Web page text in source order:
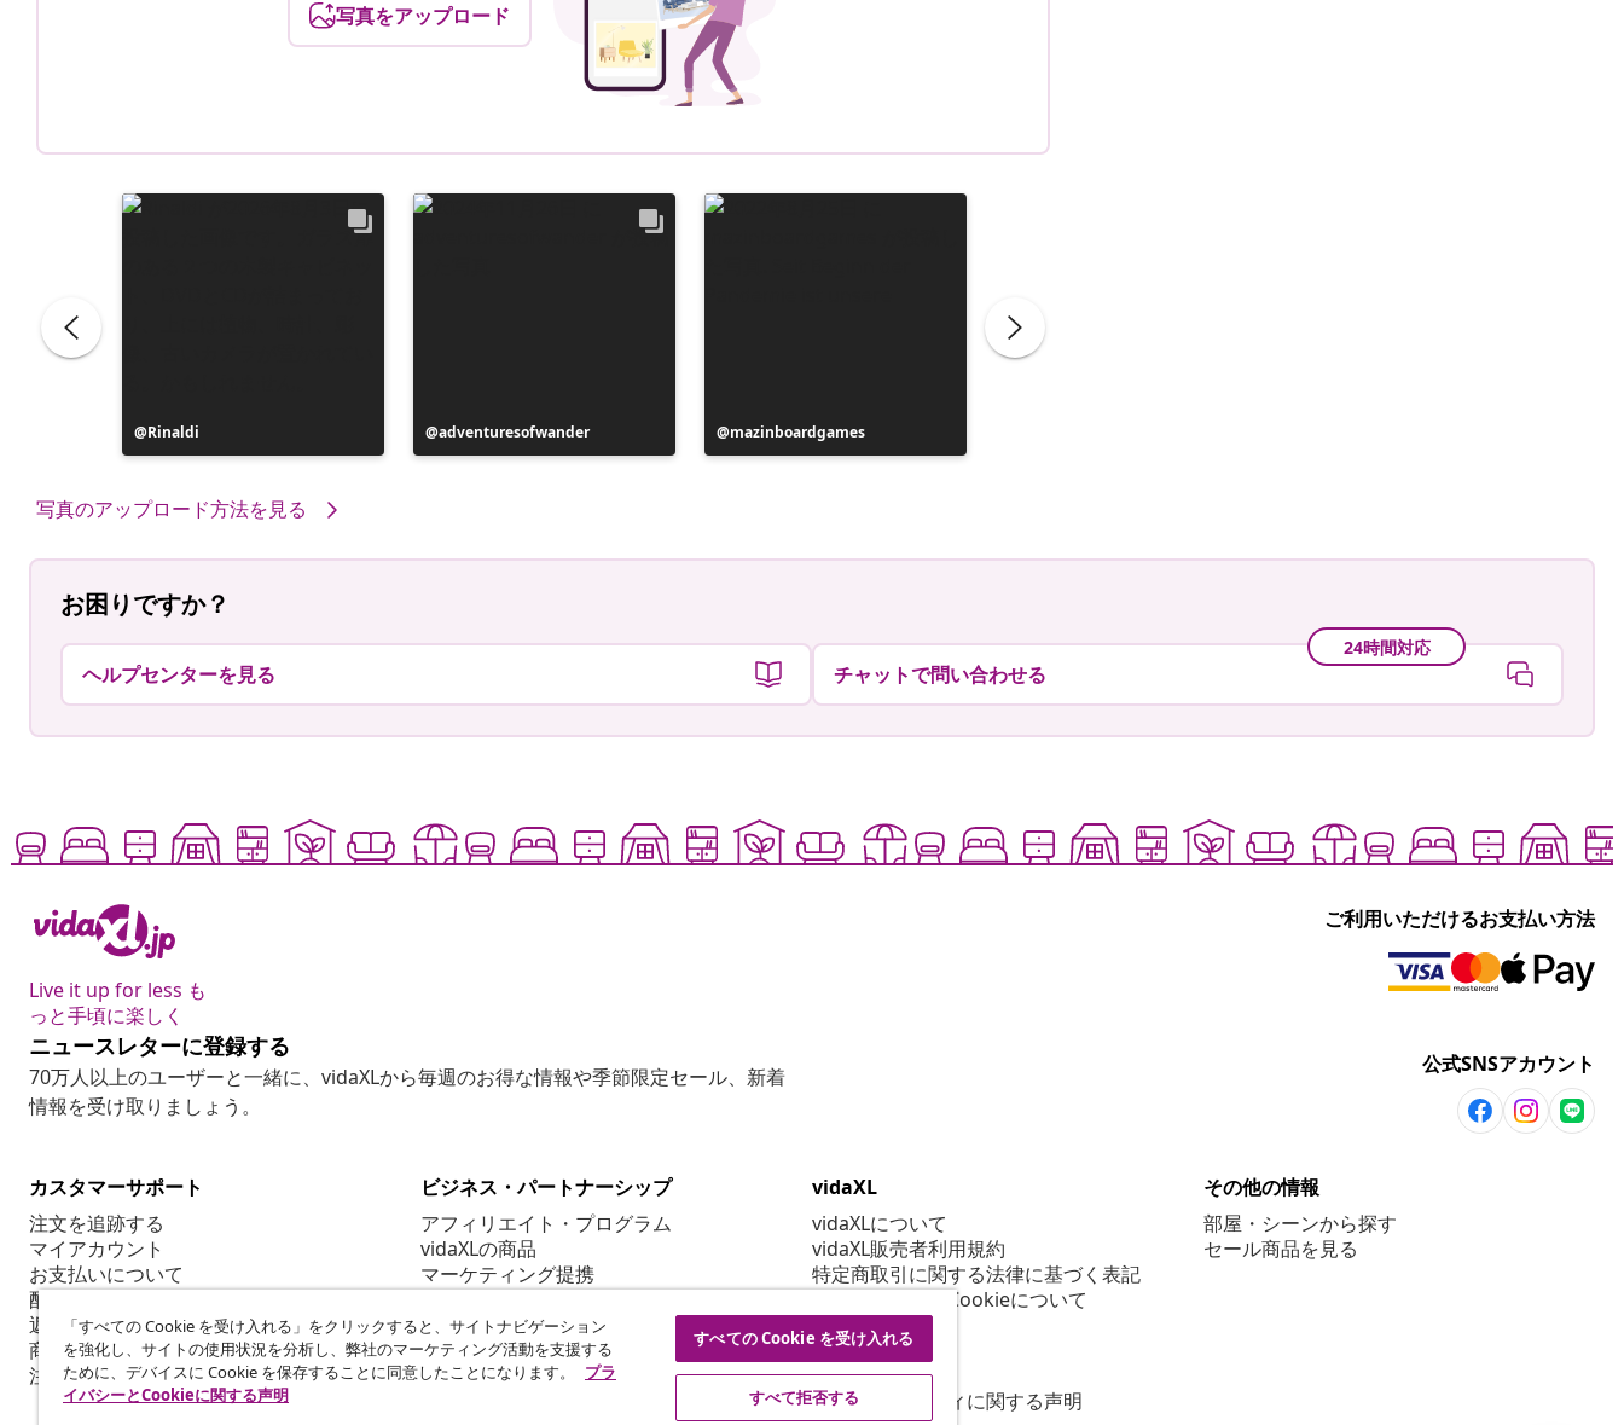
写真をアップロード
投
稿
Rinaldi
投
稿
adventuresofwander
投
稿
mazinboardgames
写真のアップロード方法を見る
お困りですか？
ヘルプセンターを見る
24時間対応
チャットで問い合わせる
Live it up for less も
っと手頃に楽しく
ご利用いただけるお支払い方法
ニュースレターに登録する
70万人以上のユーザーと一緒に、vidaXLから毎週のお得な情報や季節限定セール、新着
情報を受け取りましょう。
公式SNSアカウント
カスタマーサポート
注文を追跡する
マイアカウント
お支払いについて
配送について
返品について
商品情報
注文について
ビジネス・パートナーシップ
アフィリエイト・プログラム
vidaXLの商品
マーケティング提携
vidaXL
vidaXLについて
vidaXL販売者利用規約
特定商取引に関する法律に基づく表記
プライバシー＆Cookieについて
Cookie 設定
行動規範
セキュリティ
アクセシビリティに関する声明
その他の情報
部屋・シーンから探す
セール商品を見る
「すべての Cookie を受け入れる」をクリックすると、サイトナビゲーション
を強化し、サイトの使用状況を分析し、弊社のマーケティング活動を支援する
ために、デバイスに Cookie を保存することに同意したことになります。
プラ
イバシーとCookieに関する声明
すべての Cookie を受け入れる
すべて拒否する